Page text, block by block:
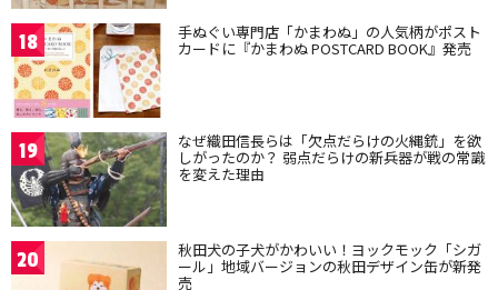
18 手ぬぐい専門店「かまわぬ」の人気柄がポスト
カードに『かまわぬ POSTCARD BOOK』発売
19 なぜ織田信長らは「欠点だらけの火縄銃」を欲
しがったのか？ 弱点だらけの新兵器が戦の常識
を変えた理由
20 秋田犬の子犬がかわいい！ヨックモック「シガ
ール」地域バージョンの秋田デザイン缶が新発
売